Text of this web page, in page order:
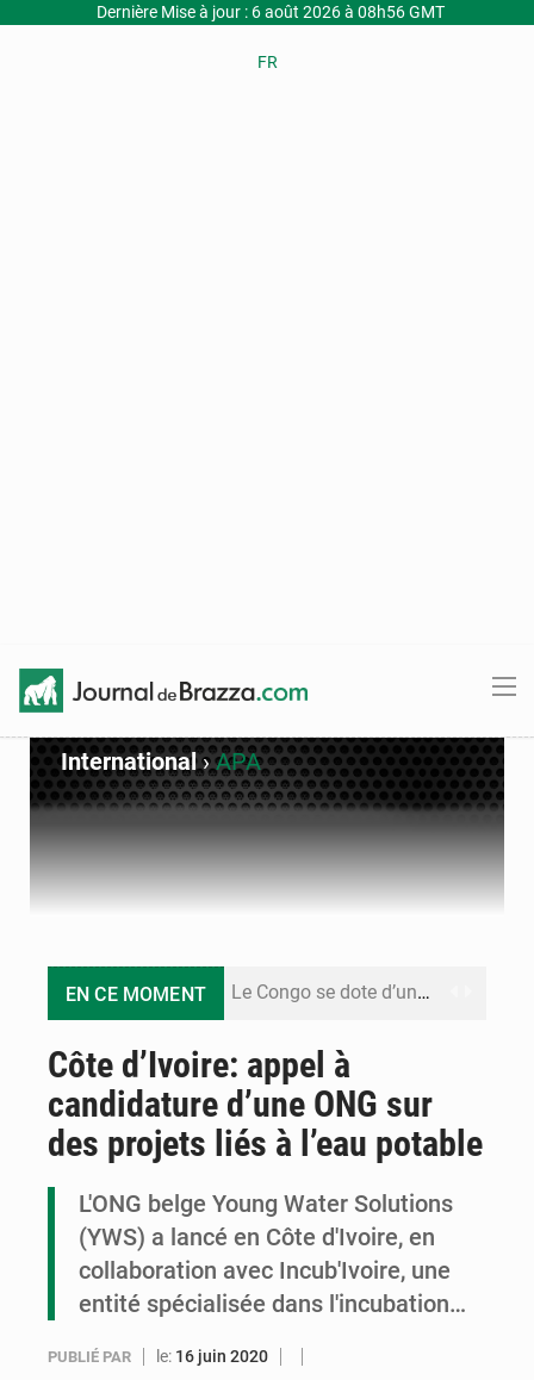
Dernière Mise à jour : 6 août 2026 à 08h56 GMT
FR
International›APA
EN CE MOMENT Le Congo se dote d’un programme national pour valoriser les produits forestiers non ligneux
Cémac : la Commission présente à Denis Sassou N’Guesso sa feuille de route
Assassinat de l’entrepreneur sportif Vally Amisi : le principal suspect arrêté à Brazzaville
Compétitions africaines : la CAF ferme la porte à l’AC Léopards et à l’AS Otohô
Côte d’Ivoire: appel à
candidature d’une ONG sur
des projets liés à l’eau potable
L'ONG belge Young Water Solutions
(YWS) a lancé en Côte d'Ivoire, en
collaboration avec Incub'Ivoire, une
entité spécialisée dans l'incubation…
PUBLIÉ PAR le: 16 juin 2020